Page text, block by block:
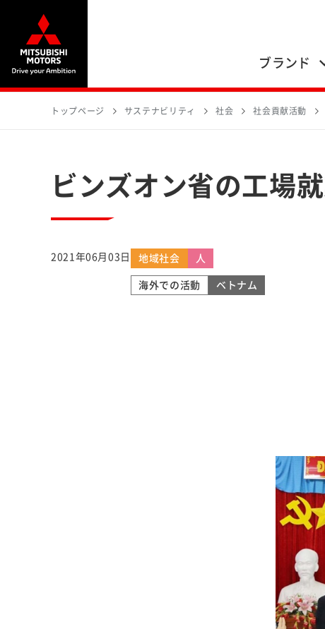
ブランド
トップページ サステナビリティ 社会 社会貢献活動
ビンズオン省の工場
2021年06月03日 地域社会 人
海外での活動 ベトナム